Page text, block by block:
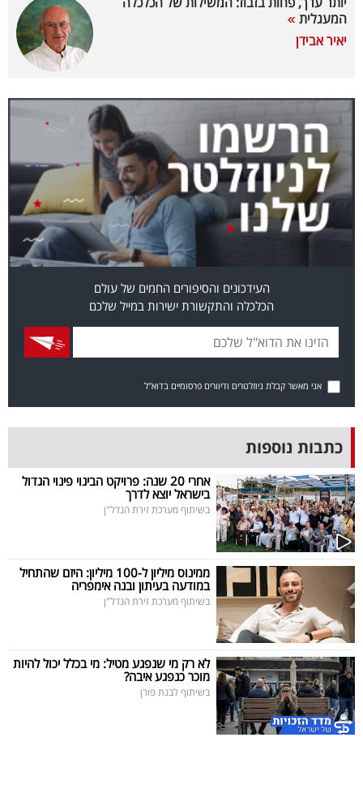
רייטינג
בריאות
תרבות
ופנאי
תיירות
הכלכלי
פודקאסט
UNDER
40
שיתופי
פעולה
דרושים
ניוזלטרים
מייל
המעגלית
יאיר אבידן
העידכונים והסיפורים החמים של עולם
הכלכלה והתקשורת ישירות במייל שלכם
אני מאשר קבלת ניוזלטרים ודיוורים פרסומיים בדוא"ל
כתבות נוספות
אחרי 20 שנה: פרויקט הבינוי פינוי הגדול
בישראל יוצא לדרך
בשיתוף מערכת זירת הנדל"ן
ממינוס מיליון ל-100 מיליון: היזם שהתחיל
במודעה בעיתון ובנה אימפריה
בשיתוף מערכת זירת הנדל"ן
לא רק מי שנפגע מטיל: מי בכלל יכול להיות
מוכר כנפגע איבה?
בשיתוף לבנת פורן